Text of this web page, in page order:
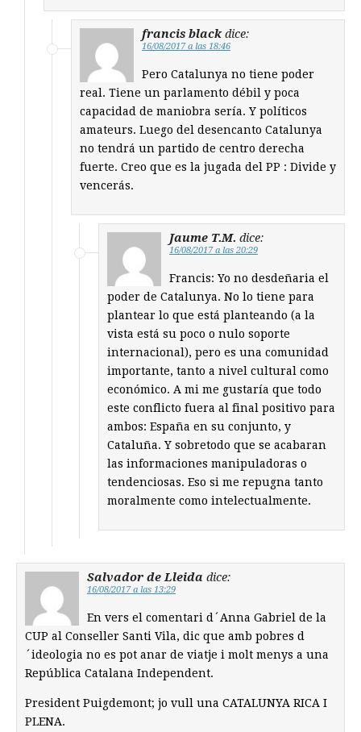
francis black dice:
16/08/2017 a las 18:46
Pero Catalunya no tiene poder
real. Tiene un parlamento débil y poca
capacidad de maniobra sería. Y políticos
amateurs. Luego del desencanto Catalunya
no tendrá un partido de centro derecha
fuerte. Creo que es la jugada del PP : Divide y
vencerás.
Jaume T.M. dice:
16/08/2017 a las 20:29
Francis: Yo no desdeñaria el
poder de Catalunya. No lo tiene para
plantear lo que está planteando (a la
vista está su poco o nulo soporte
internacional), pero es una comunidad
importante, tanto a nivel cultural como
económico. A mi me gustaría que todo
este conflicto fuera al final positivo para
ambos: España en su conjunto, y
Cataluña. Y sobretodo que se acabaran
las informaciones manipuladoras o
tendenciosas. Eso si me repugna tanto
moralmente como intelectualmente.
Salvador de Lleida dice:
16/08/2017 a las 13:29
En vers el comentari d´Anna Gabriel de la
CUP al Conseller Santi Vila, dic que amb pobres d
´ideologia no es pot anar de viatje i molt menys a una
República Catalana Independent.
President Puigdemont; jo vull una CATALUNYA RICA I
PLENA.